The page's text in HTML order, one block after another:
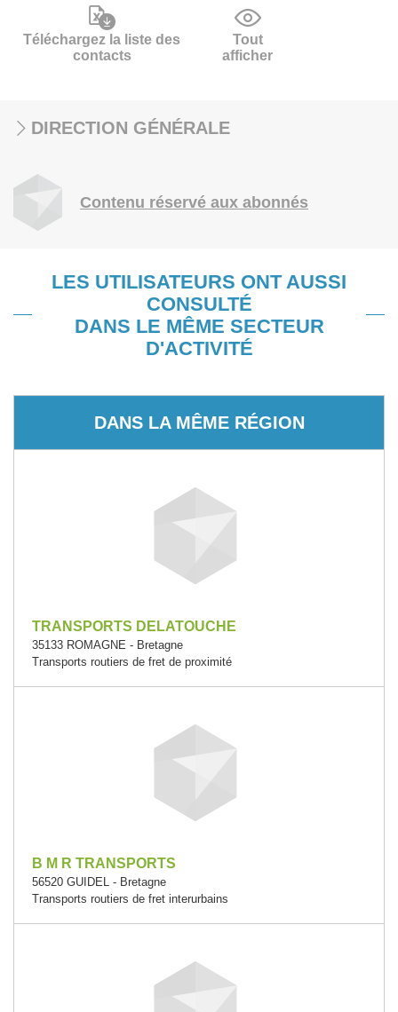
Téléchargez la liste des
contacts
Tout
afficher
DIRECTION GÉNÉRALE
Contenu réservé aux abonnés
LES UTILISATEURS ONT AUSSI
CONSULTÉ
DANS LE MÊME SECTEUR
D'ACTIVITÉ
DANS LA MÊME RÉGION
TRANSPORTS DELATOUCHE
35133 ROMAGNE - Bretagne
Transports routiers de fret de proximité
B M R TRANSPORTS
56520 GUIDEL - Bretagne
Transports routiers de fret interurbains